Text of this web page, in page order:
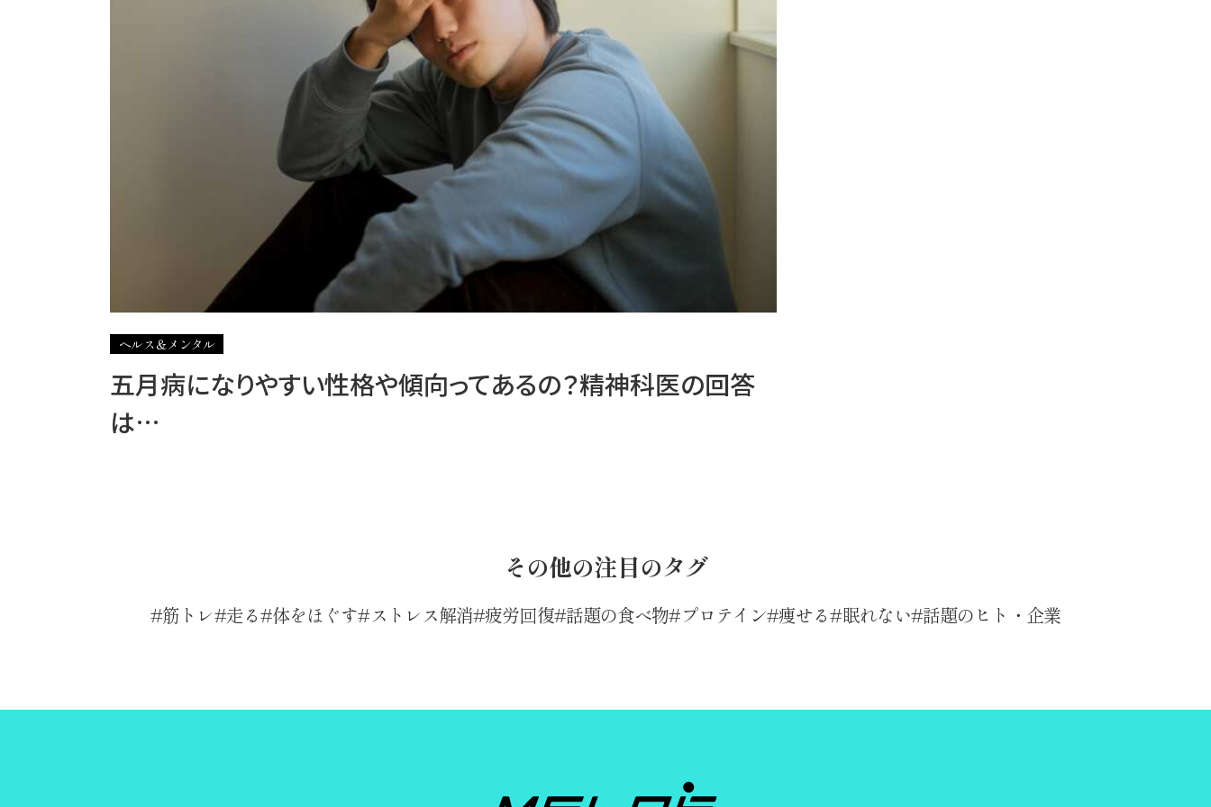
ヘルス＆メンタル
五月病になりやすい性格や傾向ってあるの？精神科医の回答
は…
その他の注目のタグ
筋トレ 走る 体をほぐす ストレス解消 疲労回復 話題の食べ物 プロテイン 痩せる 眠れない 話題のヒト・企業